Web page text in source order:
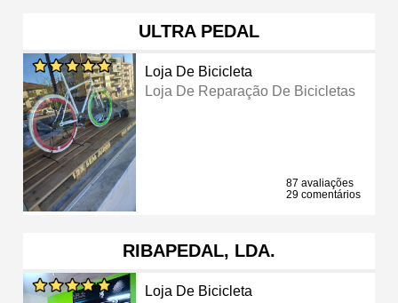
ULTRA PEDAL
Loja De Bicicleta
Loja De Reparação De Bicicletas
87 avaliações
29 comentários
RIBAPEDAL, LDA.
Loja De Bicicleta